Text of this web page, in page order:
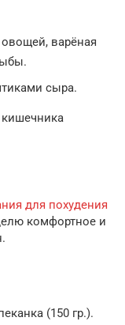
варёная
сыра.
для похудения
комфортное и
(150 гр.).